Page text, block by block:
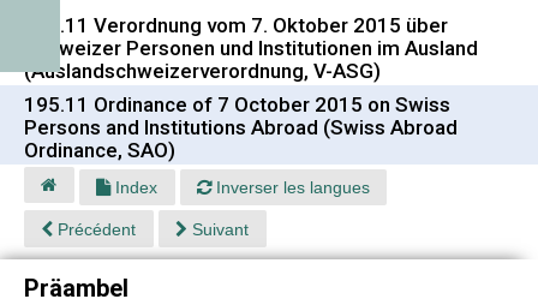
195.11 Verordnung vom 7. Oktober 2015 über
Schweizer Personen und Institutionen im Ausland
(Auslandschweizerverordnung, V-ASG)
195.11 Ordinance of 7 October 2015 on Swiss
Persons and Institutions Abroad (Swiss Abroad
Ordinance, SAO)
Index Inverser les langues
Précédent Suivant
Präambel